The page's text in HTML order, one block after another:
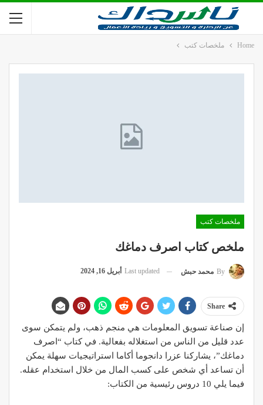
Home ملخصات كتب
ملخصات كتب
ملخص كتاب اصرف دماغك
By محمد حبش Last updated أبريل 16, 2024
Share
إن صناعة تسويق المعلومات هي منجم ذهب، ولم يتمكن سوى
عدد قليل من الناس من استغلاله بفعالية. في كتاب “اصرف
دماغك”، يشاركنا عزرا دانجوما أكاما استراتيجيات سهلة يمكن
أن تساعد أي شخص على كسب المال من خلال استخدام عقله.
فيما يلي 10 دروس رئيسية من الكتاب: